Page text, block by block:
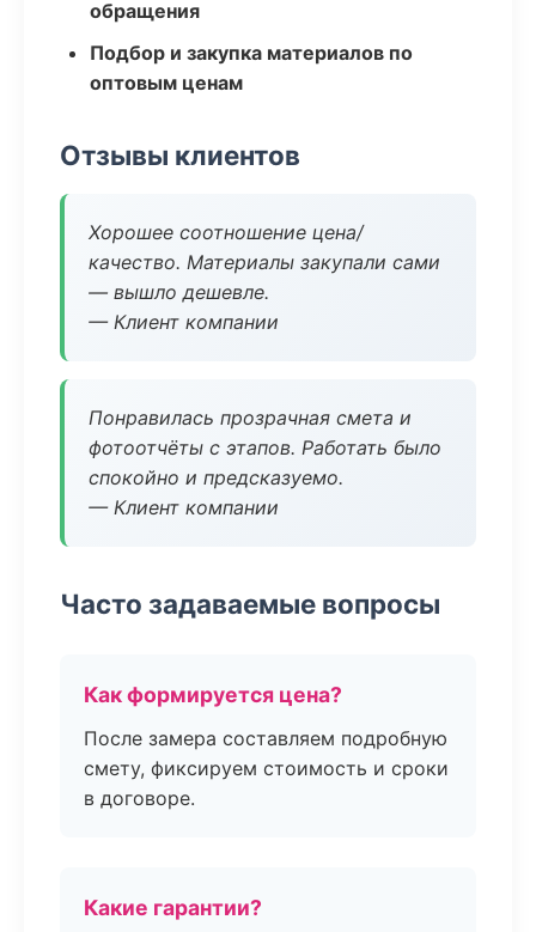
обращения
Подбор и закупка материалов по
оптовым ценам
Отзывы клиентов
Хорошее соотношение цена/
качество. Материалы закупали сами
— вышло дешевле.
— Клиент компании
Понравилась прозрачная смета и
фотоотчёты с этапов. Работать было
спокойно и предсказуемо.
— Клиент компании
Часто задаваемые вопросы
Как формируется цена?
После замера составляем подробную
смету, фиксируем стоимость и сроки
в договоре.
Какие гарантии?